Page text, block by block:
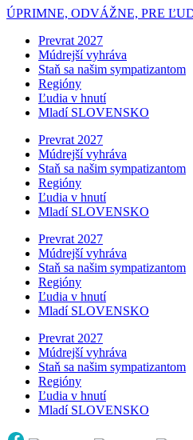
ÚPRIMNE, ODVÁŽNE, PRE
Prevrat 2027
Múdrejší vyhráva
Staň sa našim sympatizantom
Regióny
Ľudia v hnutí
Mladí SLOVENSKO
Prevrat 2027
Múdrejší vyhráva
Staň sa našim sympatizantom
Regióny
Ľudia v hnutí
Mladí SLOVENSKO
Prevrat 2027
Múdrejší vyhráva
Staň sa našim sympatizantom
Regióny
Ľudia v hnutí
Mladí SLOVENSKO
Prevrat 2027
Múdrejší vyhráva
Staň sa našim sympatizantom
Regióny
Ľudia v hnutí
Mladí SLOVENSKO